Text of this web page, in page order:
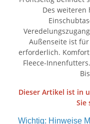
Des weiteren
Außenseite ist
erforderlich.
Fleece-
Dieser Artikel ist in
Sie
Wichtig: Hinweise